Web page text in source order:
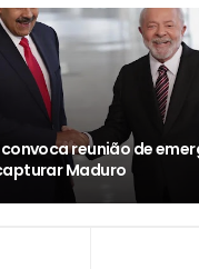
convoca reunião de
Maduro